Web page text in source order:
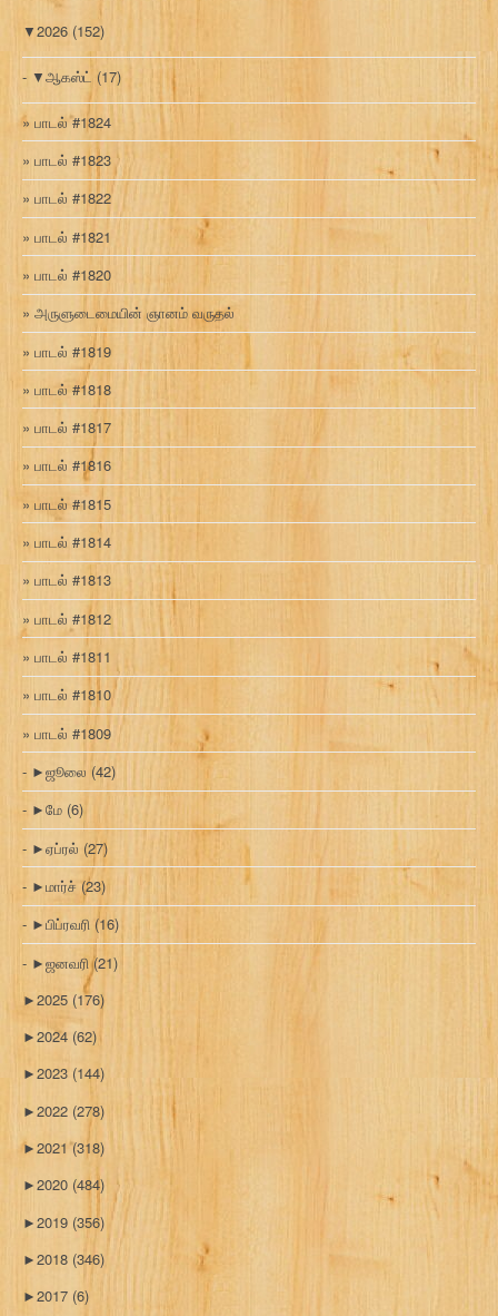
▼2026 (152)
▼ஆகஸ்ட் (17)
பாடல் #1824
பாடல் #1823
பாடல் #1822
பாடல் #1821
பாடல் #1820
அருளுடைமையின் ஞானம் வருதல்
பாடல் #1819
பாடல் #1818
பாடல் #1817
பாடல் #1816
பாடல் #1815
பாடல் #1814
பாடல் #1813
பாடல் #1812
பாடல் #1811
பாடல் #1810
பாடல் #1809
►ஜூலை (42)
►மே (6)
►ஏப்ரல் (27)
►மார்ச் (23)
►பிப்ரவரி (16)
►ஜனவரி(21)
►2025 (176)
►2024 (62)
►2023 (144)
►2022 (278)
►2021(318)
►2020 (484)
►2019 (356)
►2018 (346)
►2017 (6)